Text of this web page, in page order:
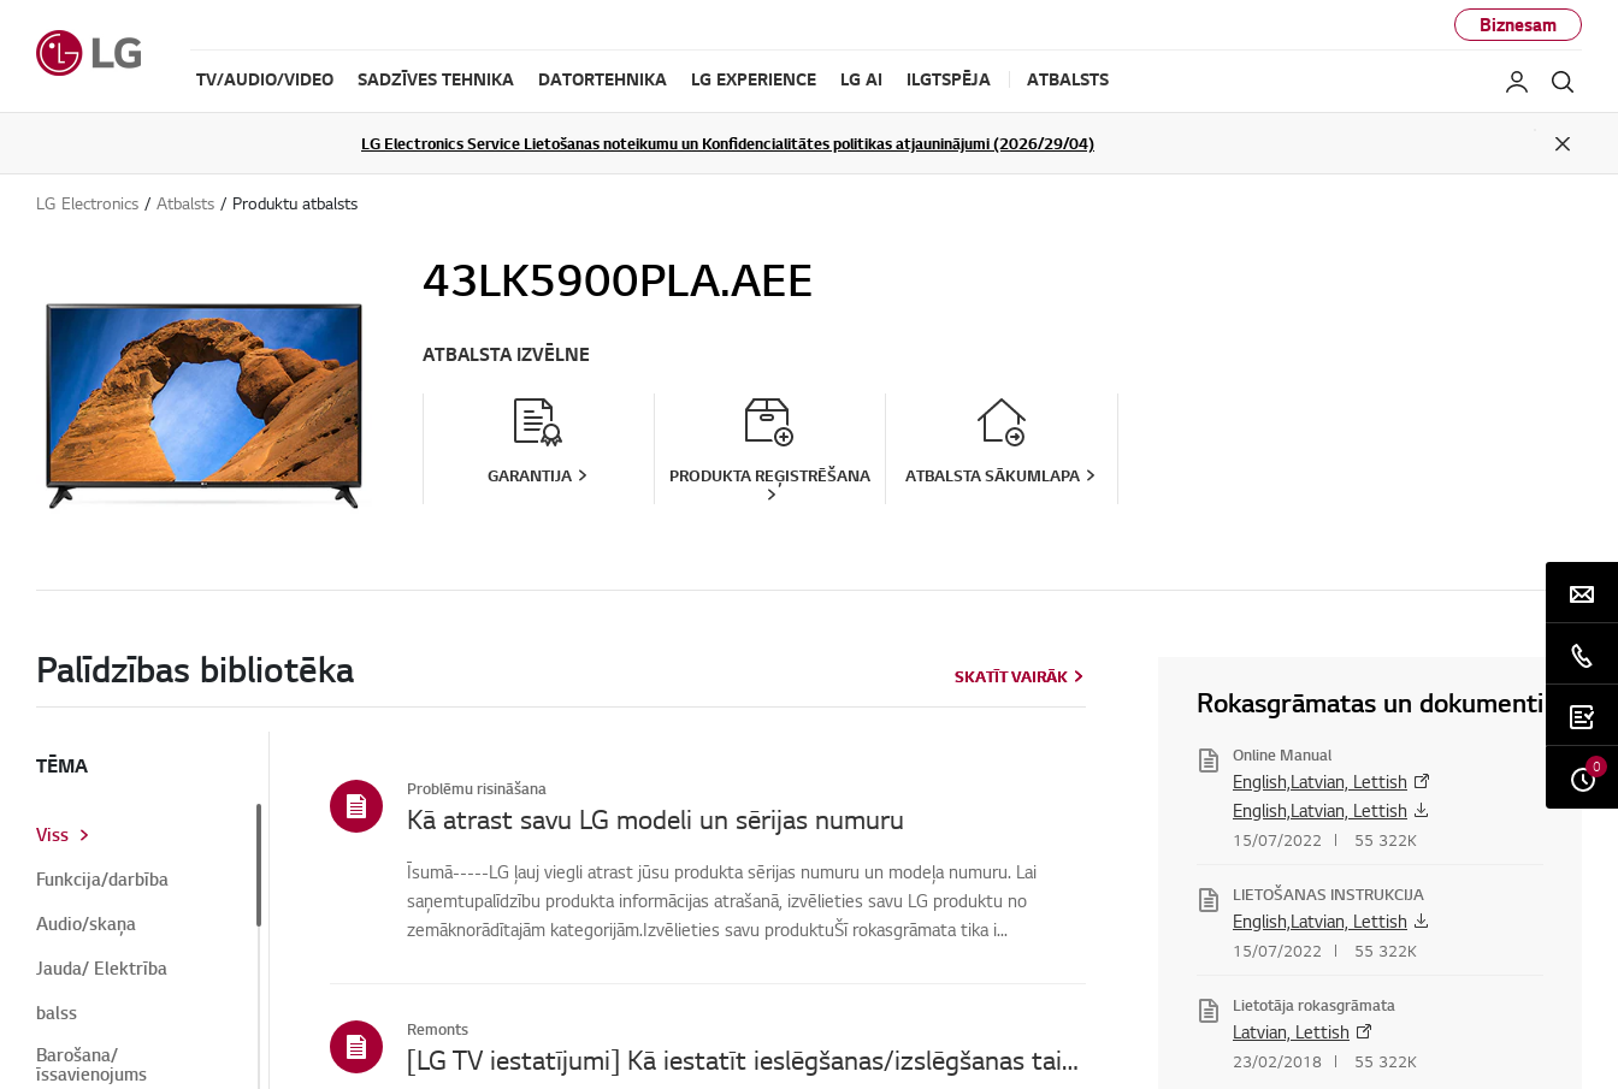
Biznesam
TV/AUDIO/VIDEO SADZĪVES TEHNIKA DATORTEHNIKA LG EXPERIENCE LG AI ILGTSPĒJA ATBALSTS Mans LG
LG Electronics Service Lietošanas noteikumu un Konfidencialitātes politikas atjauninājumi (2026/29/04)
Close
LG Electronics Atbalsts Produktu atbalsts
43LK5900PLA.AEE
ATBALSTA IZVĒLNE
GARANTIJA PRODUKTA REĢISTRĒŠANA ATBALSTA SĀKUMLAPA
Palīdzības bibliotēka SKATĪT VAIRĀK
TĒMA
Viss
Funkcija/darbība
Audio/skaņa
Jauda/ Elektrība
balss
Barošana/
īssavienojums
Problēmu risināšana
Kā atrast savu LG modeli un sērijas numuru
Īsumā-----LG ļauj viegli atrast jūsu produkta sērijas numuru un modeļa numuru. Lai
saņemtupalīdzību produkta informācijas atrašanā, izvēlieties savu LG produktu no
zemāknorādītajām kategorijām.Izvēlieties savu produktuŠī rokasgrāmata tika i...
Remonts
[LG TV iestatījumi] Kā iestatīt ieslēgšanas/izslēgšanas taimeri?
SKATĪT VAIRĀK
Rokasgrāmatas un dokumenti
Online Manual
English,Latvian, Lettish
English,Latvian, Lettish
15/07/2022 55 322K
LIETOŠANAS INSTRUKCIJA
English,Latvian, Lettish
15/07/2022 55 322K
Lietotāja rokasgrāmata
Latvian, Lettish
23/02/2018 55 322K
0